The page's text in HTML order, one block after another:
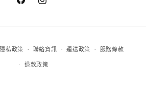
FacebookInstagram
款
方
隱私政策 聯絡資訊 運送政策 服務條款
退款政策